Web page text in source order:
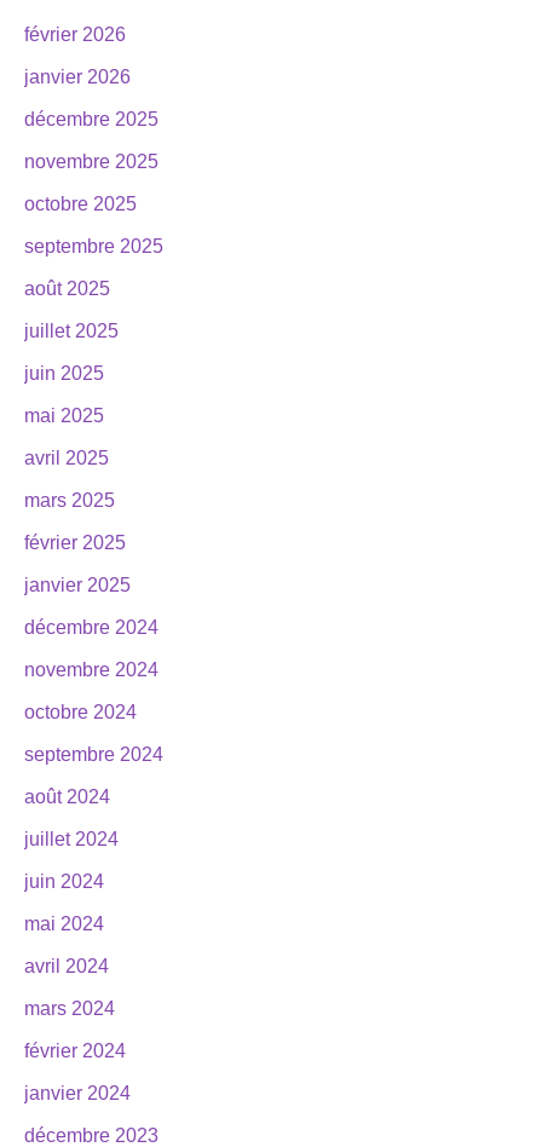
février 2026
janvier 2026
décembre 2025
novembre 2025
octobre 2025
septembre 2025
août 2025
juillet 2025
juin 2025
mai 2025
avril 2025
mars 2025
février 2025
janvier 2025
décembre 2024
novembre 2024
octobre 2024
septembre 2024
août 2024
juillet 2024
juin 2024
mai 2024
avril 2024
mars 2024
février 2024
janvier 2024
décembre 2023